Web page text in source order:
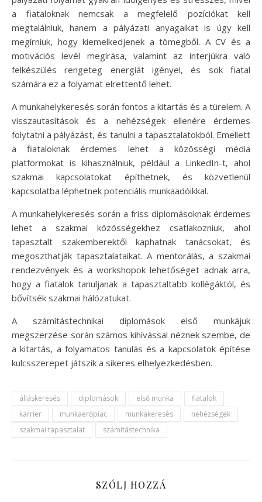
a fiataloknak nemcsak a megfelelő pozíciókat kell
megtalálniuk, hanem a pályázati anyagaikat is úgy kell
megírniuk, hogy kiemelkedjenek a tömegből. A CV és a
motivációs levél megírása, valamint az interjúkra való
felkészülés rengeteg energiát igényel, és sok fiatal
számára ez a folyamat elrettentő lehet.
A munkahelykeresés során fontos a kitartás és a türelem. A
visszautasítások és a nehézségek ellenére érdemes
folytatni a pályázást, és tanulni a tapasztalatokból. Emellett
a fiataloknak érdemes lehet a közösségi média
platformokat is kihasználniuk, például a LinkedIn-t, ahol
szakmai kapcsolatokat építhetnek, és közvetlenül
kapcsolatba léphetnek potenciális munkaadóikkal.
A munkahelykeresés során a friss diplomásoknak érdemes
lehet a szakmai közösségekhez csatlakozniuk, ahol
tapasztalt szakemberektől kaphatnak tanácsokat, és
megoszthatják tapasztalataikat. A mentorálás, a szakmai
rendezvények és a workshopok lehetőséget adnak arra,
hogy a fiatalok tanuljanak a tapasztaltabb kollégáktól, és
bővítsék szakmai hálózatukat.
A számítástechnikai diplomások első munkájuk
megszerzése során számos kihívással néznek szembe, de
a kitartás, a folyamatos tanulás és a kapcsolatok építése
kulcsszerepet játszik a sikeres elhelyezkedésben.
álláskeresés diplomások első munka
fiatalok
karrier
munkaerőpiac munkakeresés
nehézségek
szakmai tapasztalat
számítástechnika
SZÓLJ HOZZÁ